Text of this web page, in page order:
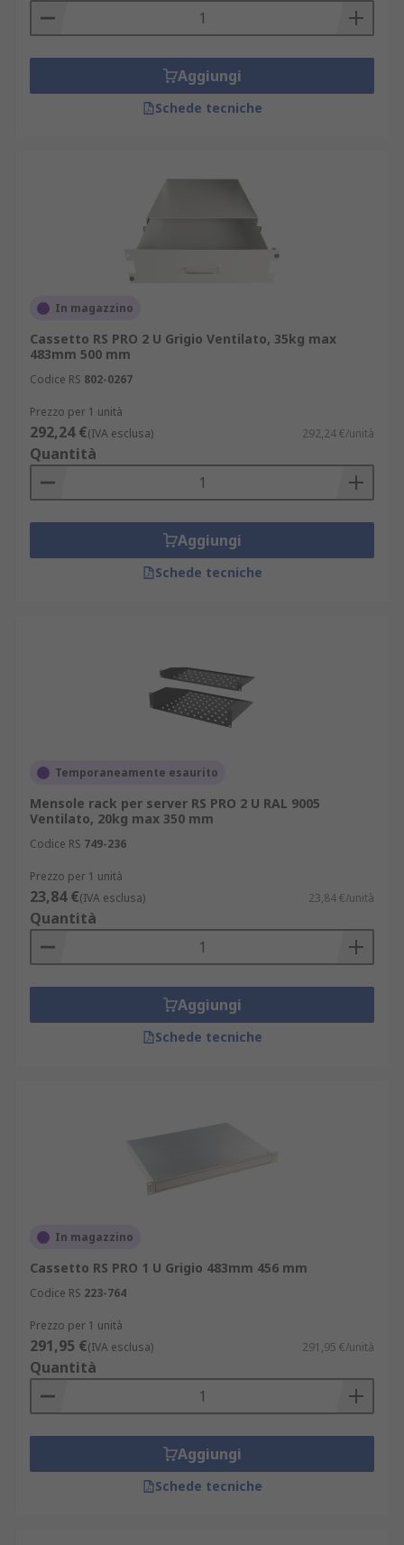
Aggiungi
Schede tecniche
In magazzino
Cassetto RS PRO 2 U Grigio Ventilato, 35kg max
483mm 500 mm
Codice RS 802-0267
Prezzo per 1 unità
292,24 €(IVA esclusa) 292,24 €/unità
Quantità
Aggiungi
Schede tecniche
Temporaneamente esaurito
Mensole rack per server RS PRO 2 U RAL 9005
Ventilato, 20kg max 350 mm
Codice RS 749-236
Prezzo per 1 unità
23,84 €(IVA esclusa) 23,84 €/unità
Quantità
Aggiungi
Schede tecniche
In magazzino
Cassetto RS PRO 1 U Grigio 483mm 456 mm
Codice RS 223-764
Prezzo per 1 unità
291,95 €(IVA esclusa) 291,95 €/unità
Quantità
Aggiungi
Schede tecniche